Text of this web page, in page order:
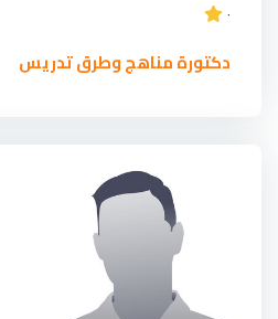
٠
دكتورة مناهج وطرق تدريس